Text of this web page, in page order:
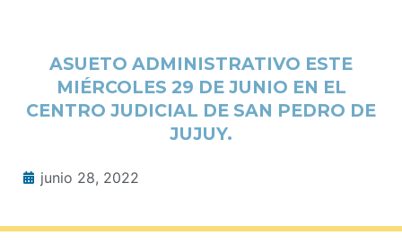
ASUETO ADMINISTRATIVO ESTE
MIÉRCOLES 29 DE JUNIO EN EL
CENTRO JUDICIAL DE SAN PEDRO DE
JUJUY.
junio 28, 2022